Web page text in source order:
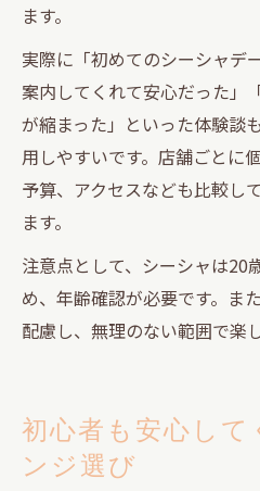
ます。
実際に「初めてのシーシャデ
案内してくれて安心だった」
が縮まった」といった体験談
用しやすいです。店舗ごとに
予算、アクセスなども比較し
ます。
注意点として、シーシャは20
め、年齢確認が必要です。ま
配慮し、無理のない範囲で楽
初心者も安心し
ンジ選び